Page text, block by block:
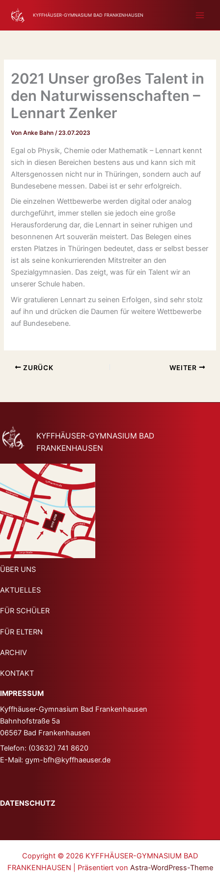
Inhalt
springen
KYFFHÄUSER-GYMNASIUM BAD FRANKENHAUSEN
2021 Unser großes Talent in
den Naturwissenschaften –
Lennart Zenker
VonAnke Bahn/23.07.2023
Egal ob Physik, Chemie oder Mathematik – Lennart kennt
sich in diesen Bereichen bestens aus und kann sich mit
Altersgenossen nicht nur in Thüringen, sondern auch auf
Bundesebene messen. Dabei ist er sehr erfolgreich.
Die einzelnen Wettbewerbe werden digital oder analog
durchgeführt, immer stellen sie jedoch eine große
Herausforderung dar, die Lennart in seiner ruhigen und
besonnenen Art souverän meistert. Das Belegen eines
ersten Platzes in Thüringen bedeutet, dass er selbst besser
ist als seine konkurrierenden Mitstreiter an den
Spezialgymnasien. Das zeigt, was für ein Talent wir an
unserer Schule haben.
Wir gratulieren Lennart zu seinen Erfolgen, sind sehr stolz
auf ihn und drücken die Daumen für weitere Wettbewerbe
auf Bundesebene.
ZURÜCK WEITER
KYFFHÄUSER-GYMNASIUM BAD
FRANKENHAUSEN
ÜBER UNS
AKTUELLES
FÜR SCHÜLER
FÜR ELTERN
ARCHIV
KONTAKT
IMPRESSUM
Kyffhäuser-Gymnasium Bad Frankenhausen
Bahnhofstraße 5a
06567 Bad Frankenhausen
Telefon: (03632) 741 8620
E-Mail: gym-bfh@kyffhaeuser.de
DATENSCHUTZ
Copyright © 2026 KYFFHÄUSER-GYMNASIUM BAD
FRANKENHAUSEN | Präsentiert von Astra-WordPress-Theme